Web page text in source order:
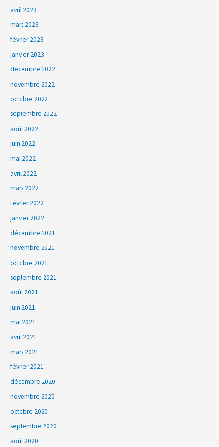
avril 2023
mars 2023
février 2023
janvier 2023
décembre 2022
novembre 2022
octobre 2022
septembre 2022
août 2022
juin 2022
mai 2022
avril 2022
mars 2022
février 2022
janvier 2022
décembre 2021
novembre 2021
octobre 2021
septembre 2021
août 2021
juin 2021
mai 2021
avril 2021
mars 2021
février 2021
décembre 2020
novembre 2020
octobre 2020
septembre 2020
août 2020